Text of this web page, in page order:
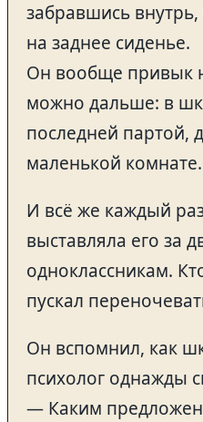
забравшись внутрь,
на заднее сиденье.
Он вообще привык
можно дальше: в
последней партой,
маленькой комнате.
И всё же каждый
выставляла его за
одноклассникам.
пускал
Он вспомнил, как
психолог однажды
— Каким